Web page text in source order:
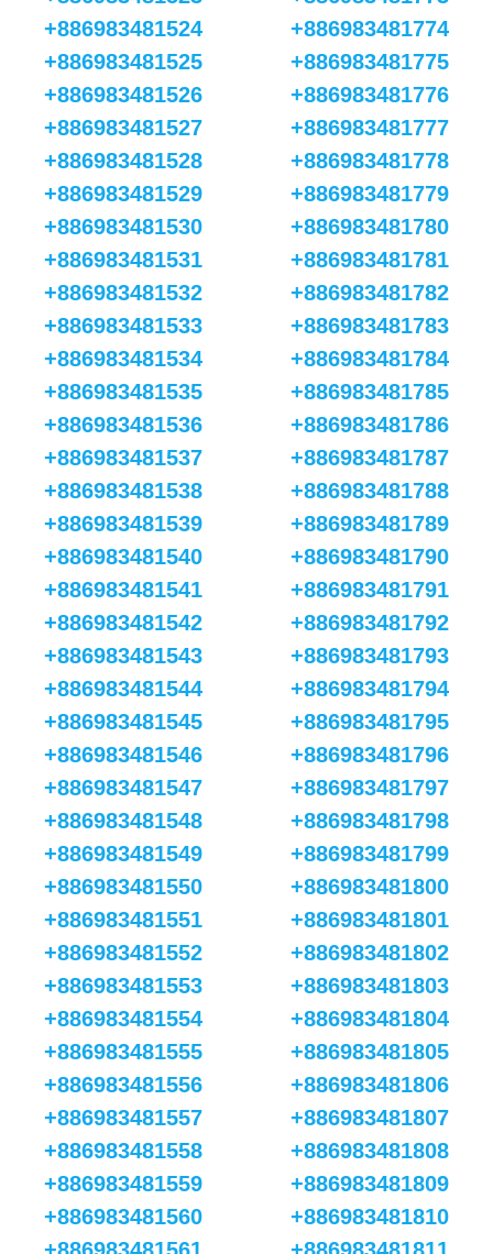
+886983481524
+886983481525
+886983481526
+886983481527
+886983481528
+886983481529
+886983481530
+886983481531
+886983481532
+886983481533
+886983481534
+886983481535
+886983481536
+886983481537
+886983481538
+886983481539
+886983481540
+886983481541
+886983481542
+886983481543
+886983481544
+886983481545
+886983481546
+886983481547
+886983481548
+886983481549
+886983481550
+886983481551
+886983481552
+886983481553
+886983481554
+886983481555
+886983481556
+886983481557
+886983481558
+886983481559
+886983481560
+886983481774
+886983481775
+886983481776
+886983481777
+886983481778
+886983481779
+886983481780
+886983481781
+886983481782
+886983481783
+886983481784
+886983481785
+886983481786
+886983481787
+886983481788
+886983481789
+886983481790
+886983481791
+886983481792
+886983481793
+886983481794
+886983481795
+886983481796
+886983481797
+886983481798
+886983481799
+886983481800
+886983481801
+886983481802
+886983481803
+886983481804
+886983481805
+886983481806
+886983481807
+886983481808
+886983481809
+886983481810